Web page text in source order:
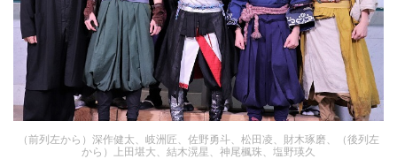
（前列左から）深作健太、岐洲匠、佐野勇斗、松田凌、財木琢磨、（後列左
から）上田堪大、結木滉星、神尾楓珠、塩野瑛久